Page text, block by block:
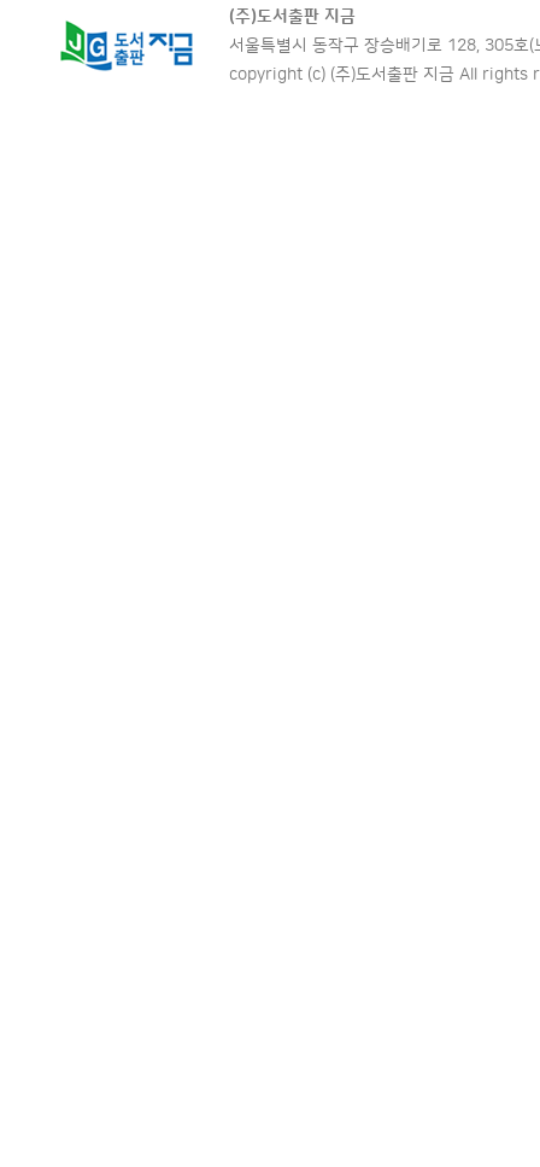
(주)도서출판 지금
서울특별시 동작구 장승배기로 128, 305
copyright (c) (주)도서출판 지금 All rights